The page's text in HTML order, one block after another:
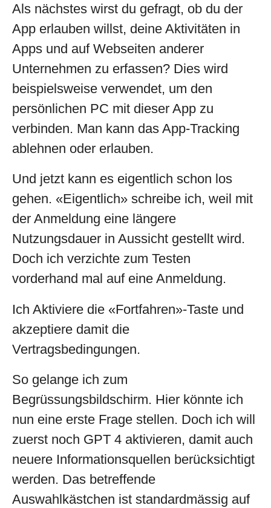
Als nächstes wirst du gefragt, ob du der
App erlauben willst, deine Aktivitäten in
Apps und auf Webseiten anderer
Unternehmen zu erfassen? Dies wird
beispielsweise verwendet, um den
persönlichen PC mit dieser App zu
verbinden. Man kann das App-Tracking
ablehnen oder erlauben.
Und jetzt kann es eigentlich schon los
gehen. «Eigentlich» schreibe ich, weil mit
der Anmeldung eine längere
Nutzungsdauer in Aussicht gestellt wird.
Doch ich verzichte zum Testen
vorderhand mal auf eine Anmeldung.
Ich Aktiviere die «Fortfahren»-Taste und
akzeptiere damit die
Vertragsbedingungen.
So gelange ich zum
Begrüssungsbildschirm. Hier könnte ich
nun eine erste Frage stellen. Doch ich will
zuerst noch GPT 4 aktivieren, damit auch
neuere Informationsquellen berücksichtigt
werden. Das betreffende
Auswahlkästchen ist standardmässig auf